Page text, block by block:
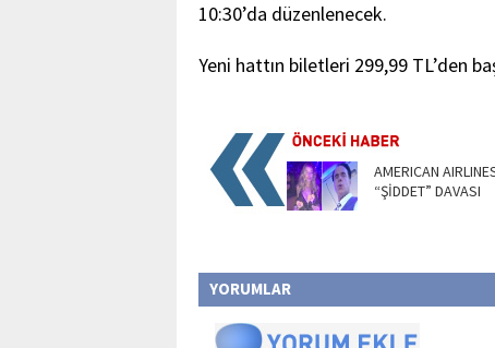
10:30’da düzenlenecek.
Yeni hattın biletleri 299,99 TL’den
AMERICAN
“ŞİDDET” DAVASI
YORUMLAR